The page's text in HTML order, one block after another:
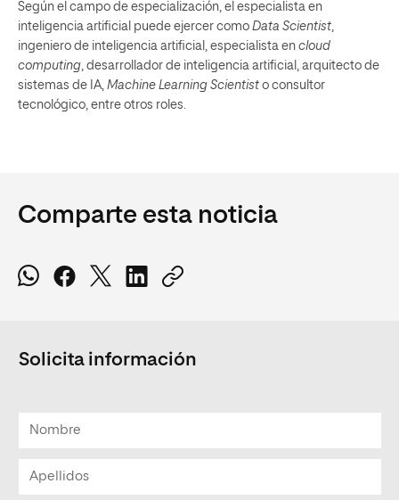
Según el campo de especialización, el especialista en
inteligencia artificial puede ejercer como Data Scientist,
ingeniero de inteligencia artificial, especialista en cloud
computing, desarrollador de inteligencia artificial, arquitecto de
sistemas de IA, Machine Learning Scientist o consultor
tecnológico, entre otros roles.
Comparte esta noticia
Solicita información